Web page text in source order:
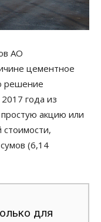
АО
цементное
решение
года из
акцию или
(6,14
для